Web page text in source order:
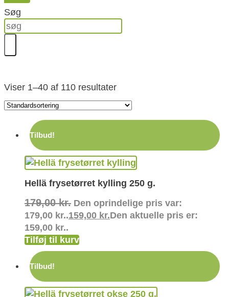
Søg
Viser 1–40 af 110 resultater
Tilbud!
Hellä frysetørret kylling 250 g.
179,00kr. Den oprindelige pris var:
179,00 kr..159,00 kr.Den aktuelle pris er:
159,00 kr..
Tilføj til kurv
Tilbud!